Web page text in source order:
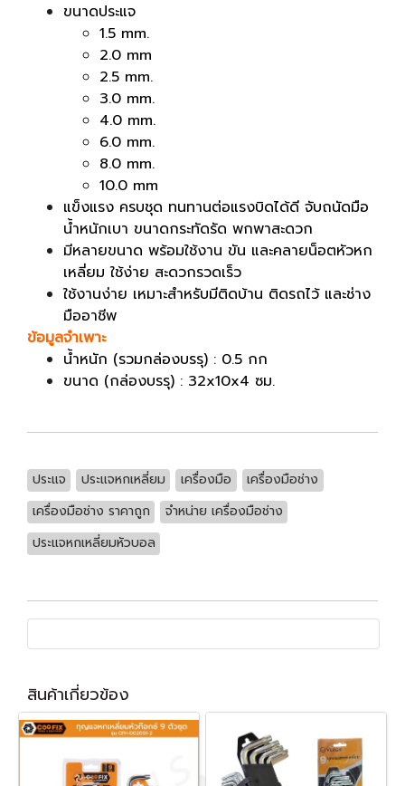
ขนาดประแจ
1.5 mm.
2.0 mm
2.5 mm.
3.0 mm.
4.0 mm.
6.0 mm.
8.0 mm.
10.0 mm
แข็งแรง ครบชุด ทนทานต่อแรงบิดได้ดี จับถนัดมือ
น้ำหนักเบา ขนาดกระทัดรัด พกพาสะดวก
มีหลายขนาด พร้อมใช้งาน ขัน และคลายน็อตหัวหก
เหลี่ยม ใช้ง่าย สะดวกรวดเร็ว
ใช้งานง่าย เหมาะสำหรับมีติดบ้าน ติดรถไว้ และช่าง
มืออาชีพ
ข้อมูลจำเพาะ
น้ำหนัก (รวมกล่องบรรุ) : 0.5 กก
ขนาด (กล่องบรรุ) : 32x10x4 ซม.
ประแจ ประแจหกเหลี่ยม เครื่องมือ
เครื่องมือช่าง
เครื่องมือช่าง ราคาถูก
จำหน่าย เครื่องมือช่าง
ประแจหกเหลี่ยมหัวบอล
สินค้าเกี่ยวข้อง